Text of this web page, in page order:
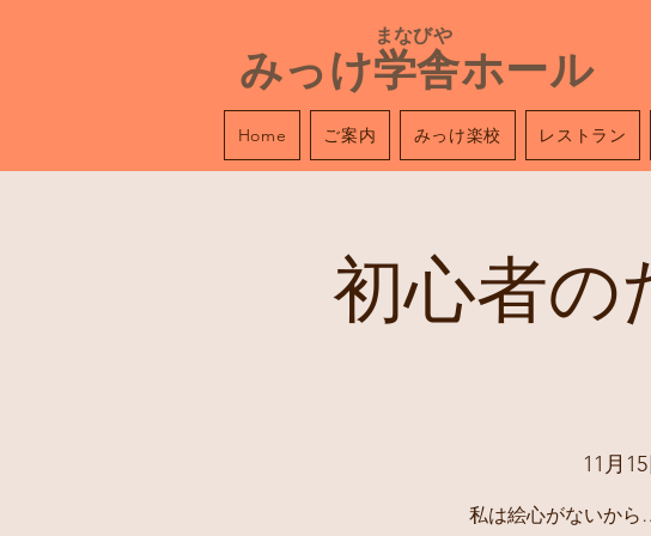
​ まなびや
みっけ学舎ホール
Home ご案内 みっけ楽校 レストラン
初心者の
11月
私は絵心がないか